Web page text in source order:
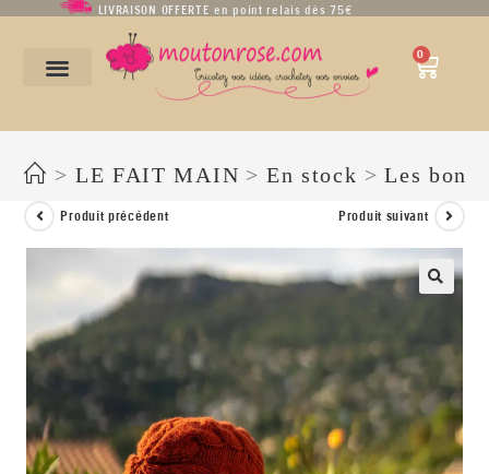
LIVRAISON OFFERTE en point relais dès 75€
0
> LE FAIT MAIN > En stock > Les
Produit précédent Produit suivant